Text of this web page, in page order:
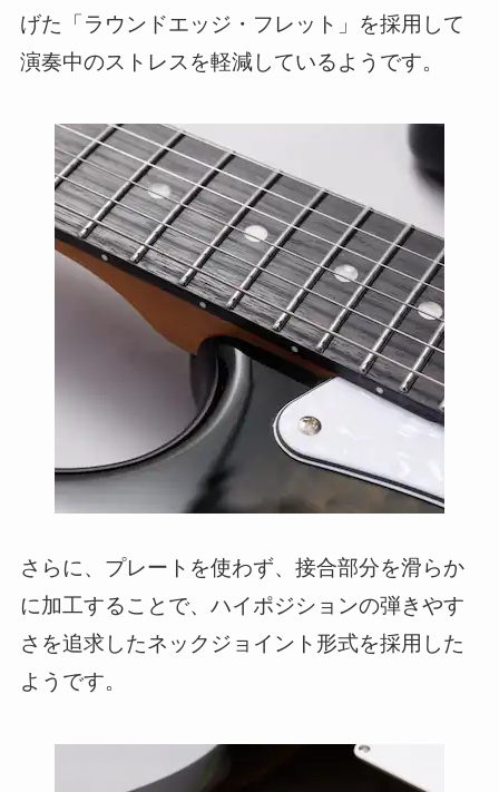
げた「ラウンドエッジ・フレット」を採用して
演奏中のストレスを軽減しているようです。
さらに、プレートを使わず、接合部分を滑らか
に加工することで、ハイポジションの弾きやす
さを追求したネックジョイント形式を採用した
ようです。